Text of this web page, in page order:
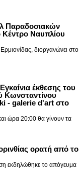
Παραδοσιακών
Ναυπλίου
διοργανώνει στο
έκθεσης του
Κωνσταντίνου
- galerie d'art στο
ώρα 20:00 θα γίνουν τα
ορατή από το
εκδηλώθηκε το απόγευμα